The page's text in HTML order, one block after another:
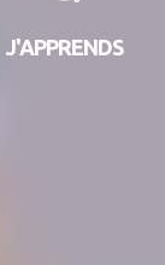
J'APPRENDS